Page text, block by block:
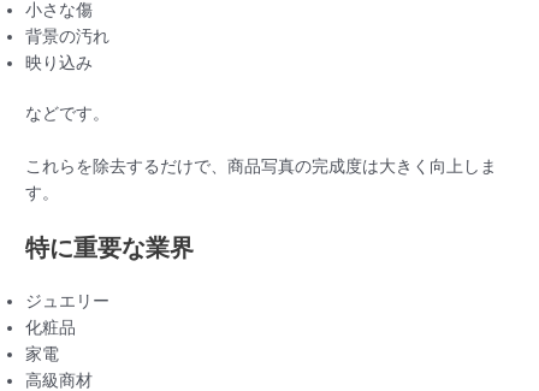
小さな傷
背景の汚れ
映り込み
などです。
これらを除去するだけで、商品写真の完成度は大きく向上しま
す。
特に重要な業界
ジュエリー
化粧品
家電
高級商材